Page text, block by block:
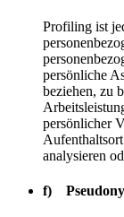
Profiling ist
persönliche
beziehen, zu
persönlicher
analysieren
f)